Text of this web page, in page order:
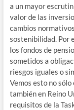
a un mayor
valor de las
cambios
sostenibilidad. Por
los fondos de
sometidos a
riesgos iguales o
Vemos esto no
también en Reino
requisitos de la